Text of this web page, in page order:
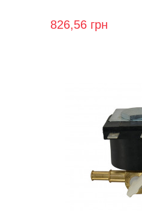
826,56 грн